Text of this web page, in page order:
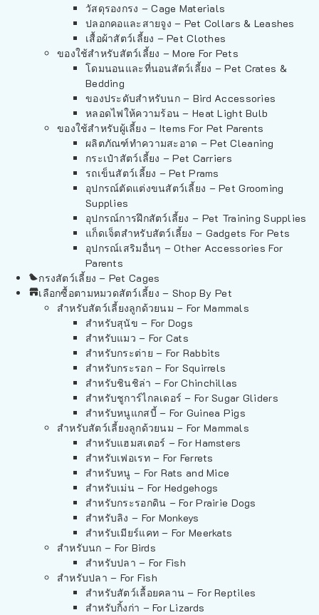
วัสดุรองกรง – Cage Materials
ปลอกคอและสายจูง – Pet Collars & Leashes
เสื้อผ้าสัตว์เลี้ยง – Pet Clothes
ของใช้สำหรับสัตว์เลี้ยง – More For Pets
โดมนอนและที่นอนสัตว์เลี้ยง – Pet Crates &
Bedding
ของประดับสำหรับนก – Bird Accessories
หลอดไฟให้ความร้อน – Heat Light Bulb
ของใช้สำหรับผู้เลี้ยง – Items For Pet Parents
ผลิตภัณฑ์ทำความสะอาด – Pet Cleaning
กระเป๋าสัตว์เลี้ยง – Pet Carriers
รถเข็นสัตว์เลี้ยง – Pet Prams
อุปกรณ์ตัดแต่งขนสัตว์เลี้ยง – Pet Grooming
Supplies
อุปกรณ์การฝึกสัตว์เลี้ยง – Pet Training Supplies
แก็ดเจ็ตสำหรับสัตว์เลี้ยง – Gadgets For Pets
อุปกรณ์เสริมอื่นๆ – Other Accessories For
Parents
กรงสัตว์เลี้ยง – Pet Cages
เลือกซื้อตามหมวดสัตว์เลี้ยง – Shop By Pet
สำหรับสัตว์เลี้ยงลูกด้วยนม – For Mammals
สำหรับสุนัข – For Dogs
สำหรับแมว – For Cats
สำหรับกระต่าย – For Rabbits
สำหรับกระรอก – For Squirrels
สำหรับชินชิล่า – For Chinchillas
สำหรับชูการ์ไกลเดอร์ – For Sugar Gliders
สำหรับหนูแกสบี้ – For Guinea Pigs
สำหรับสัตว์เลี้ยงลูกด้วยนม – For Mammals
สำหรับแฮมสเตอร์ – For Hamsters
สำหรับเฟอเรท – For Ferrets
สำหรับหนู – For Rats and Mice
สำหรับเม่น – For Hedgehogs
สำหรับกระรอกดิน – For Prairie Dogs
สำหรับลิง – For Monkeys
สำหรับเมียร์แคท – For Meerkats
สำหรับนก – For Birds
สำหรับปลา – For Fish
สำหรับปลา – For Fish
สำหรับสัตว์เลื้อยคลาน – For Reptiles
สำหรับกิ้งก่า – For Lizards